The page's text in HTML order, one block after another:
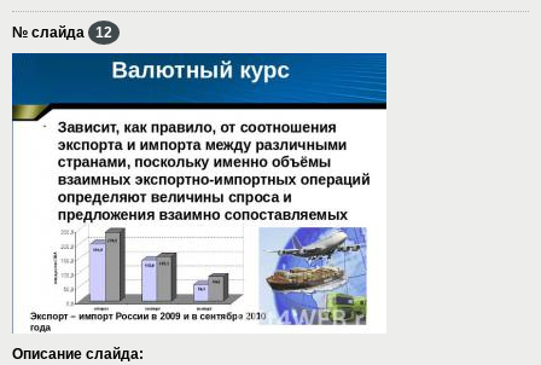
№ слайда 12
Описание слайда: